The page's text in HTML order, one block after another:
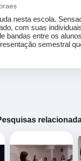
nesta escola.
com suas
bandas entre os
semestral